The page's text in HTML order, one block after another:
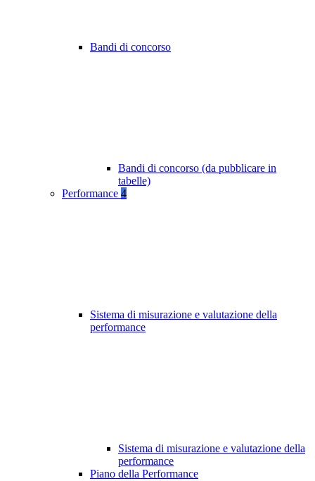
Bandi di concorso
Bandi di concorso (da pubblicare in
tabelle)
Performance 4
Sistema di misurazione e valutazione della
performance
Sistema di misurazione e valutazione della
performance
Piano della Performance